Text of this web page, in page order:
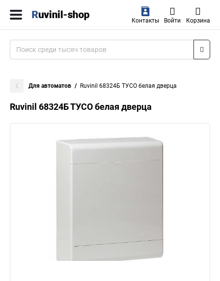
Контакты Войти Корзина
Для автоматов Ruvinil 68324Б ТУСО белая дверца
Ruvinil 68324Б ТУСО белая дверца